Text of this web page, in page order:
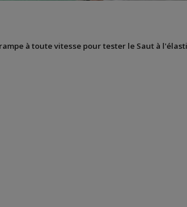
à toute vitesse pour tester le Saut à